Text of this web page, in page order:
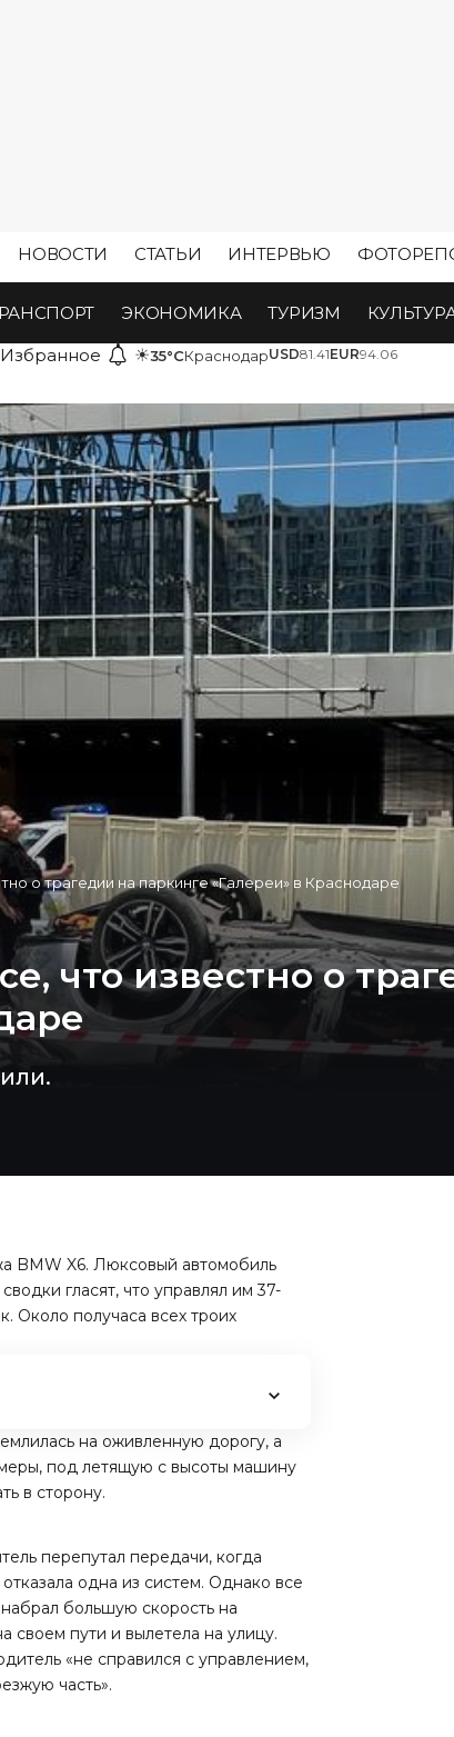
НОВОСТИ СТАТЬИ ИНТЕРВЬЮ
ЭКОНОМИКА ТУРИЗМ
Избранное ☀35°CКраснодарUSD81.41EUR94.06
о трагедии на паркинге «Галереи» в Краснодаре
что известно о
BMW X6. Люксовый автомобиль
гласят, что управлял им 37-
Около получаса всех троих
на оживленную дорогу, а
под летящую с высоты машину
в сторону.
перепутал передачи, когда
одна из систем. Однако все
большую скорость на
своем пути и вылетела на улицу.
«не справился с управлением,
часть».